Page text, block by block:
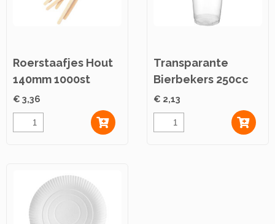
Roerstaafjes Hout
140mm 1000st
€ 3,36
Transparante
Bierbekers 250cc
50st
€ 2,13